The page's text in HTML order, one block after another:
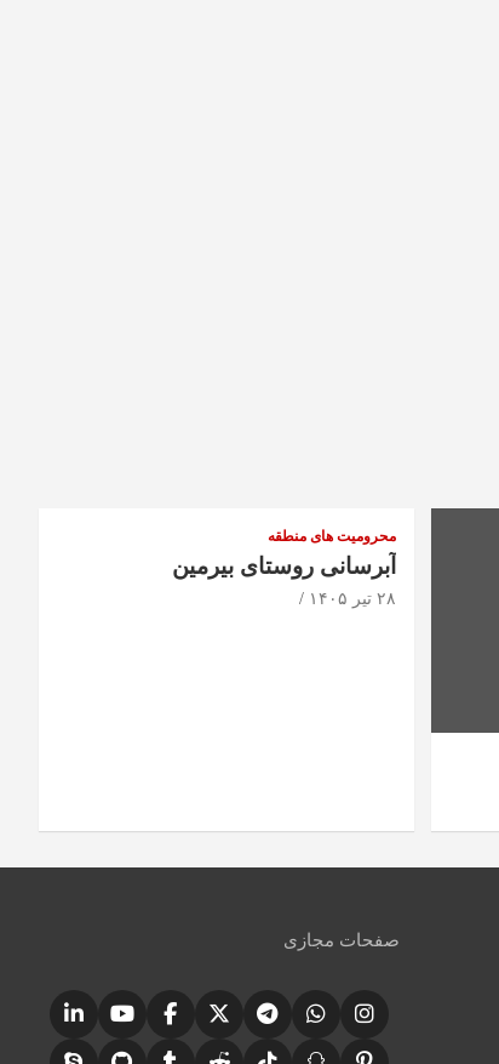
محرومیت های منطقه
آبرسانی روستای بیرمین
۲۸ تیر ۱۴۰۵
صفحات مجازی